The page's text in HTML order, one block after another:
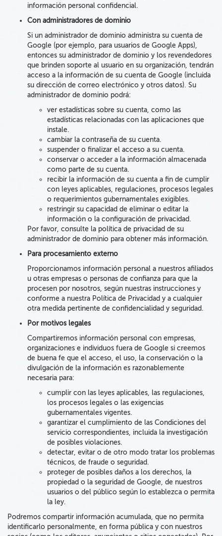
información personal confidencial.
Con administradores de dominio
Si un administrador de dominio administra su cuenta de
Google (por ejemplo, para usuarios de Google Apps),
entonces su administrador de dominio y los revendedores
que brinden soporte al usuario en su organización, tendrán
acceso a la información de su cuenta de Google (incluida
su dirección de correo electrónico y otros datos). Su
administrador de dominio podrá:
ver estadísticas sobre su cuenta, como las
estadísticas relacionadas con las aplicaciones que
instale.
cambiar la contraseña de su cuenta.
suspender o finalizar el acceso a su cuenta.
conservar o acceder a la información almacenada
como parte de su cuenta.
recibir la información de su cuenta a fin de cumplir
con leyes aplicables, regulaciones, procesos legales
o requerimientos gubernamentales exigibles.
restringir su capacidad de eliminar o editar la
información o la configuración de privacidad.
Por favor, consulte la política de privacidad de su
administrador de dominio para obtener más información.
Para procesamiento externo
Proporcionamos información personal a nuestros afiliados
u otras empresas o personas de confianza para que la
procesen por nosotros, según nuestras instrucciones y
conforme a nuestra Política de Privacidad y a cualquier
otra medida pertinente de confidencialidad y seguridad.
Por motivos legales
Compartiremos información personal con empresas,
organizaciones e individuos fuera de Google si creemos
de buena fe que el acceso, el uso, la conservación o la
divulgación de la información es razonablemente
necesaria para:
cumplir con las leyes aplicables, las regulaciones,
los procesos legales o las exigencias
gubernamentales vigentes.
garantizar el cumplimiento de las Condiciones del
servicio correspondientes, incluida la investigación
de posibles violaciones.
detectar, evitar o de otro modo tratar los problemas
técnicos, de fraude o seguridad.
proteger de posibles daños a los derechos, la
propiedad o la seguridad de Google, de nuestros
usuarios o del público según lo establezca o permita
la ley.
Podremos compartir información acumulada, que no permita
identificarlo personalmente, en forma pública y con nuestros